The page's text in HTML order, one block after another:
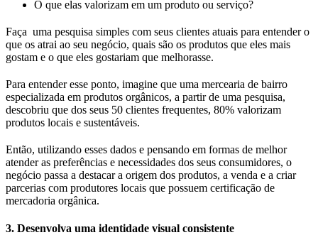
O que elas valorizam em um produto ou serviço?
Faça uma pesquisa simples com seus clientes atuais para entender o
que os atrai ao seu negócio, quais são os produtos que eles mais
gostam e o que eles gostariam que melhorasse.
Para entender esse ponto, imagine que uma mercearia de bairro
especializada em produtos orgânicos, a partir de uma pesquisa,
descobriu que dos seus 50 clientes frequentes, 80% valorizam
produtos locais e sustentáveis.
Então, utilizando esses dados e pensando em formas de melhor
atender as preferências e necessidades dos seus consumidores, o
negócio passa a destacar a origem dos produtos, a venda e a criar
parcerias com produtores locais que possuem certificação de
mercadoria orgânica.
3. Desenvolva uma identidade visual consistente